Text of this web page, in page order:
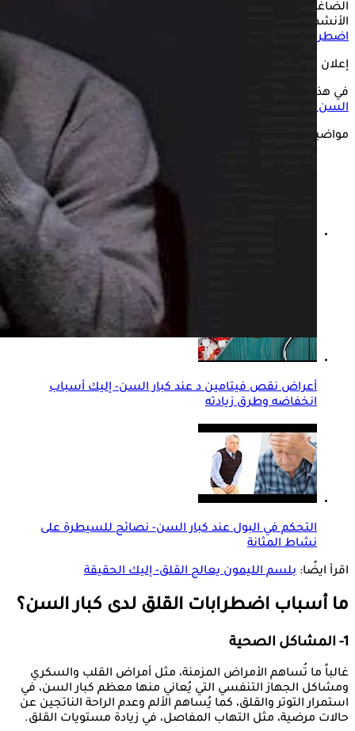
الضاغطة، ولكن إذا تحول إلى شعور مفرط ومستمر يعيق ممارسة
الأنشطة اليومية ويصعب السيطرة عليه، فقد يكون دلالة على
اضطرابات
إعلان
في هذه السطور يستعرض "الكونسلتو" أسباب القلق عند
السن
وكيفية العلاج، وذلك وفقًا لما جاء بموقع only my health.
مواضيع ذات صلة
كيف تفرق بين القلق والإرهاق النفسي؟ اعرف أبرز العلامات
أعراض نقص فيتامين د عند كبار السن- إليك أسباب
انخفاضه وطرق زيادته
التحكم في البول عند كبار السن- نصائح للسيطرة على
نشاط المثانة
اقرأ ايضًا: بلسم الليمون يعالج القلق- إليك الحقيقة
ما أسباب اضطرابات القلق لدى كبار السن؟
1- المشاكل الصحية
غالباً ما تُساهم الأمراض المزمنة، مثل أمراض القلب والسكري
ومشاكل الجهاز التنفسي التي يُعاني منها معظم كبار السن، في
استمرار التوتر والقلق، كما يُساهم الألم وعدم الراحة الناتجين عن
حالات مرضية، مثل التهاب المفاصل، في زيادة مستويات القلق.